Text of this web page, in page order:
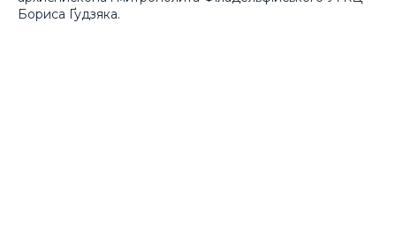
Бориса Ґудзяка.